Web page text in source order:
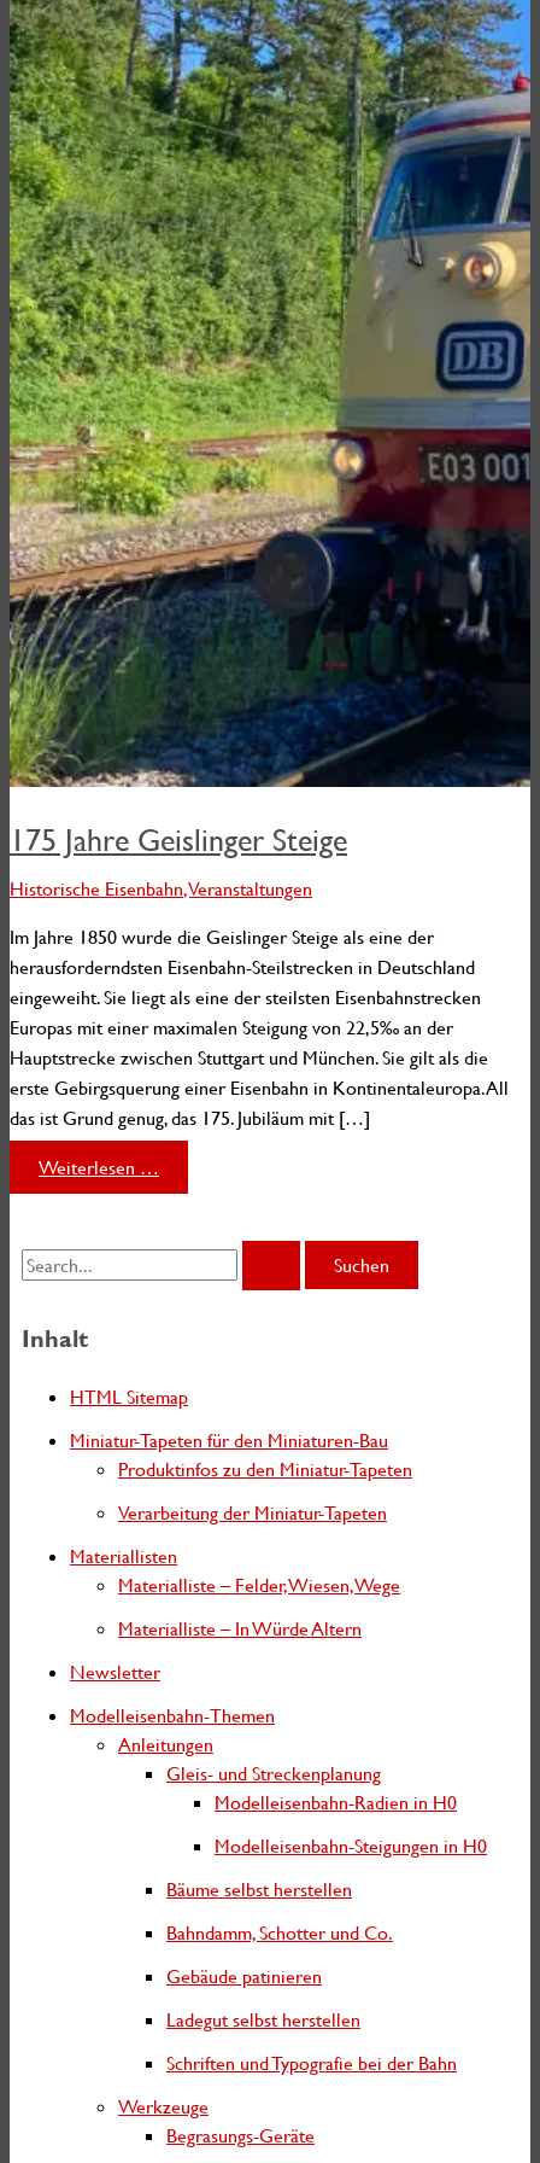
175 Jahre Geislinger Steige
Historische Eisenbahn,Veranstaltungen
Im Jahre 1850 wurde die Geislinger Steige als eine der
herausforderndsten Eisenbahn-Steilstrecken in Deutschland
eingeweiht. Sie liegt als eine der steilsten Eisenbahnstrecken
Europas mit einer maximalen Steigung von 22,5‰ an der
Hauptstrecke zwischen Stuttgart und München. Sie gilt als die
erste Gebirgsquerung einer Eisenbahn in Kontinentaleuropa. All
das ist Grund genug, das 175. Jubiläum mit […]
175
Jahre
Geislinger
Weiterlesen …
S
cInhalt
HTML Sitemap
Miniatur-Tapeten für den Miniaturen-Bau
Produktinfos zu den Miniatur-Tapeten
Verarbeitung der Miniatur-Tapeten
Materiallisten
Materialliste – Felder, Wiesen, Wege
Materialliste – In Würde Altern
Newsletter
Modelleisenbahn-Themen
Anleitungen
Gleis- und Streckenplanung
Modelleisenbahn-Radien in H0
Modelleisenbahn-Steigungen in H0
Bäume selbst herstellen
Bahndamm, Schotter und Co.
Gebäude patinieren
Ladegut selbst herstellen
Schriften und Typografie bei der Bahn
Werkzeuge
Begrasungs-Geräte